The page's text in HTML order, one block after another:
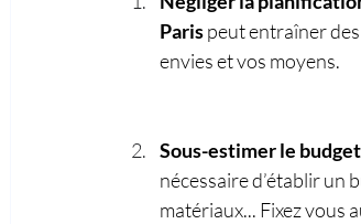
Paris peut entraîner
envies et vos moyens.
Sous-estimer le
nécessaire d’établir un
matériaux... Fixez vous